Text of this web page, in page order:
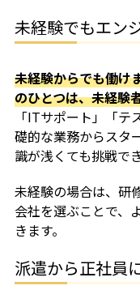
未経験でもエン
未経験からでも働け
のひとつは、未経験
「ITサポート」「
礎的な業務からスタ
識が浅くても挑戦で
未経験の場合は、研
会社を選ぶことで、
きます。
派遣から正社員